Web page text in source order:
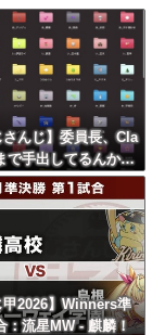
さんじ】委員長、Cla
で手出してるんか…
作れそうやな』
甲2026】Winners準
：流星MW - 麒麟！